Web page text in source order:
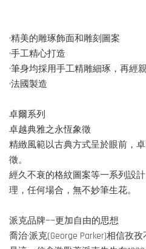
•精美的雕琢飾面和雕刻圖案
•手工精心打造
•筆身均採用手工精雕細琢，再經
•法國製造
卓爾系列
卓越典雅之永恆象徵
精緻風範以古典方式呈於眼前，
徵。
經久不衰的格紋圖案等一系列設
理，任何場合，無不妙筆生花。
派克品牌——更加自由的思想
喬治·派克(George Parker)相信孜